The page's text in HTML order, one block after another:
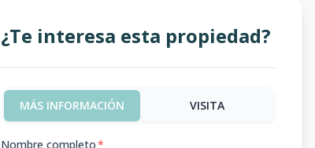
¿Te interesa esta propiedad?
MÁS INFORMACIÓN VISITA
Nombre completo*